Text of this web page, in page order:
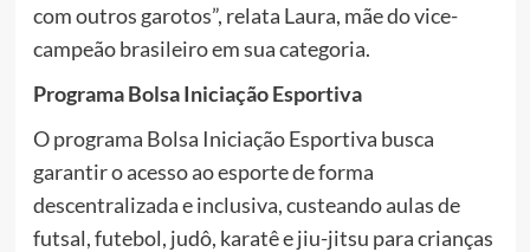
com outros garotos”, relata Laura, mãe do vice-
campeão brasileiro em sua categoria.
Programa Bolsa Iniciação Esportiva
O programa Bolsa Iniciação Esportiva busca
garantir o acesso ao esporte de forma
descentralizada e inclusiva, custeando aulas de
futsal, futebol, judô, karatê e jiu-jitsu para crianças